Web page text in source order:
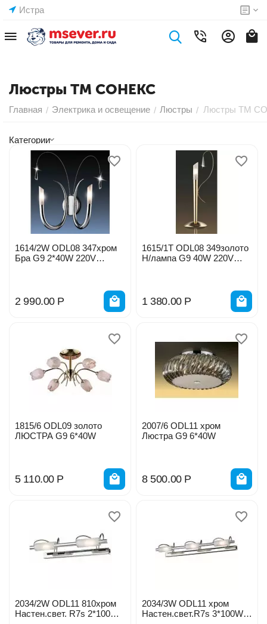
Истра
Люстры ТМ СОНЕКС
Главная / Электрика и освещение / Люстры / Люстры ТМ
Категории
1614/2W ODL08 347хром
Бра G9 2*40W 220V
2 990.00 Р
1615/1Т ODL08 349золото
Н/лампа G9 40W 220V
1 380.00 Р
1815/6 ODL09 золото
ЛЮСТРА G9 6*40W
5 110.00 Р
2007/6 ODL11 хром
Люстра G9 6*40W
8 500.00 Р
2034/2W ODL11 810хром
Настен.свет. R7s 2*100W
2034/3W ODL11 хром
Настен.свет.R7s 3*100W